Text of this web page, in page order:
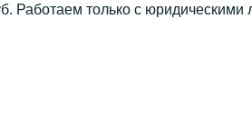
Работаем только с